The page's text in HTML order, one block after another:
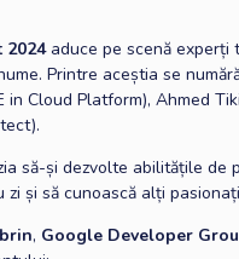
2024aduce pe scenă experți
Printre aceștia se
in Cloud Platform), Ahmed
să-și dezvolte abilitățile de
zi și să cunoască alți
, Google Developer